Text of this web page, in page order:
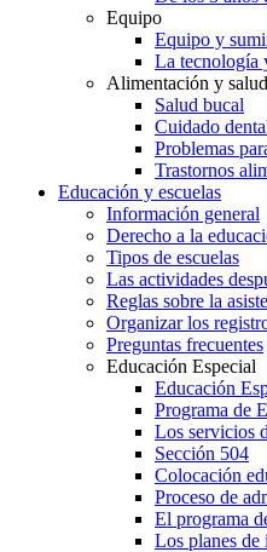
Equipo
Equipo y
La tecnología
Alimentación y
Salud bucal
Cuidado
Problemas
Trastornos
Educación y escuelas
Información general
Derecho a la
Tipos de escuelas
Las actividades
Reglas sobre la
Organizar los
Preguntas frecuentes
Educación Especial
Educación
Programa de
Los servicios
Sección 504
Colocación
Proceso de
El programa
Los planes de